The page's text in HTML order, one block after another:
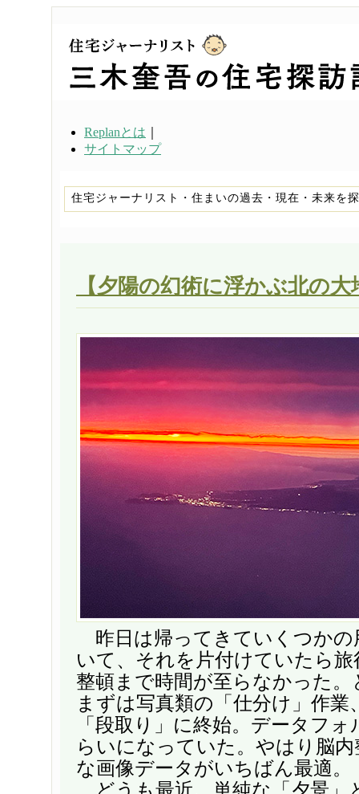
Replanとは
サイトマップ
住宅ジャーナリスト・住まいの過去・現在・未来を
【夕陽の幻術に浮かぶ北の大
昨日は帰ってきていくつかの
いて、それを片付けていたら
整頓まで時間が至らなかった
まずは写真類の「仕分け」作業
「段取り」に終始。データフ
らいになっていた。やはり脳
な画像データがいちばん最適。
どうも最近、単純な「夕景」